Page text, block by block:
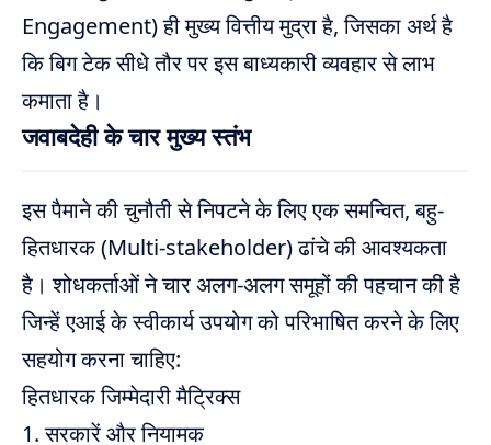
Engagement) ही मुख्य वित्तीय मुद्रा है, जिसका अर्थ है
कि बिग टेक सीधे तौर पर इस बाध्यकारी व्यवहार से लाभ
कमाता है।
जवाबदेही के चार मुख्य स्तंभ
इस पैमाने की चुनौती से निपटने के लिए एक समन्वित, बहु-
हितधारक (Multi-stakeholder) ढांचे की आवश्यकता
है। शोधकर्ताओं ने चार अलग-अलग समूहों की पहचान की है
जिन्हें एआई के स्वीकार्य उपयोग को परिभाषित करने के लिए
सहयोग करना चाहिए:
हितधारक जिम्मेदारी मैट्रिक्स
1. सरकारें और नियामक